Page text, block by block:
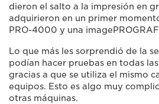
dieron el salto a la impresión en
adquirieron en un primer
PRO-4000 y una
Lo que más les sorprendió de la
podían hacer pruebas en todas
gracias a que se utiliza el mismo
equipos. Esto es algo muy
otras máquinas.